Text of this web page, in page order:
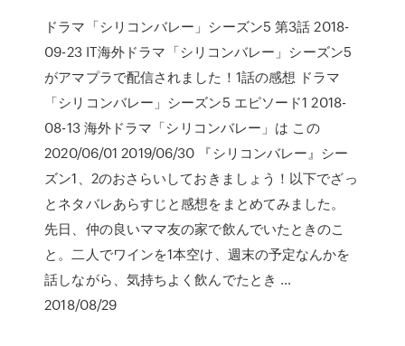
ドラマ「シリコンバレー」シーズン5 第3話 2018-
09-23 IT海外ドラマ「シリコンバレー」シーズン5
がアマプラで配信されました！1話の感想 ドラマ
「シリコンバレー」シーズン5 エピソード1 2018-
08-13 海外ドラマ「シリコンバレー」は この
2020/06/01 2019/06/30 『シリコンバレー』シー
ズン1、2のおさらいしておきましょう！以下でざっ
とネタバレあらすじと感想をまとめてみました。
先日、仲の良いママ友の家で飲んでいたときのこ
と。二人でワインを1本空け、週末の予定なんかを
話しながら、気持ちよく飲んでたとき …
2018/08/29